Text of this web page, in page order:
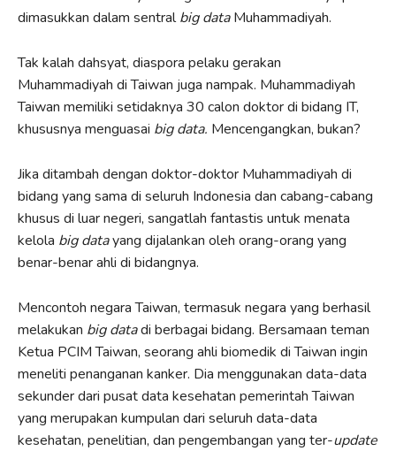
dimasukkan dalam sentralbig dataMuhammadiyah.
Tak kalah dahsyat, diaspora pelaku gerakan
Muhammadiyah di Taiwan juga nampak. Muhammadiyah
Taiwan memiliki setidaknya 30 calon doktor di bidang IT,
khususnya menguasai big data. Mencengangkan, bukan?
Jika ditambah dengan doktor-doktor Muhammadiyah di
bidang yang sama di seluruh Indonesia dan cabang-cabang
khusus di luar negeri, sangatlah fantastis untuk menata
kelola big datayang dijalankan oleh orang-orang yang
benar-benar ahli di bidangnya.
Mencontoh negara Taiwan, termasuk negara yang berhasil
melakukan big datadi berbagai bidang. Bersamaan teman
Ketua PCIM Taiwan, seorang ahli biomedik di Taiwan ingin
meneliti penanganan kanker. Dia menggunakan data-data
sekunder dari pusat data kesehatan pemerintah Taiwan
yang merupakan kumpulan dari seluruh data-data
kesehatan, penelitian, dan pengembangan yang ter-update